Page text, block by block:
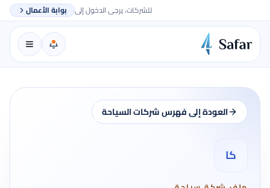
للشركات، يرجى الدخول إلى بوابة الأعمال
العودة إلى فهرس شركات السياحة
كا